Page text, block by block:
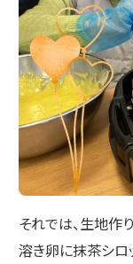
それでは、生地作り
溶き卵に抹茶シロ